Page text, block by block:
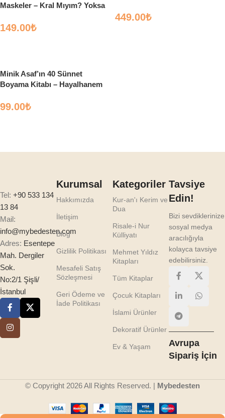
Maskeler – Kral Mıyım? Yoksa
149.00₺
449.00₺
Minik Asaf’ın 40 Sünnet
Boyama Kitabı – Hayalhanem
99.00₺
Tel: +90 533 134
13 84
Mail:
info@mybedesten.com
Adres: Esentepe
Mah. Dergiler
Sok.
No:2/1 Şişli/
İstanbul
Kurumsal
Hakkımızda
İletişim
Blog
Gizlilik Politikası
Mesafeli Satış
Sözleşmesi
Geri Ödeme ve
İade Politikası
Kategoriler
Kur-an'ı Kerim ve
Dua
Risale-i Nur
Külliyatı
Mehmet Yıldız
Kitapları
Tüm Kitaplar
Çocuk Kitapları
İslami Ürünler
Dekoratif Ürünler
Ev & Yaşam
Tavsiye
Edin!
Bizi sevdiklerinize
sosyal medya
aracılığıyla
kolayca tavsiye
edebilirsiniz.
Avrupa
Sipariş İçin
© Copyright 2026 All Rights Reserved. | Mybedesten